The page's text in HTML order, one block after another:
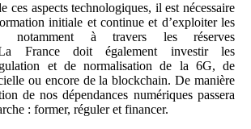
ces aspects technologiques, il est nécessaire
initiale et continue et d’exploiter les
notamment à travers les réserves
La France doit également investir les
et de normalisation de la 6G, de
ou encore de la blockchain. De manière
de nos dépendances numériques passera
: former, réguler et financer.